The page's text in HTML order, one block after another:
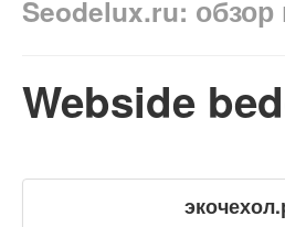
Seodelux.ru: обзор
Webside